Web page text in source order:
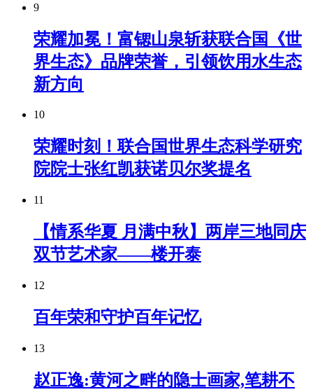
9
荣耀加冕！富锶山泉斩获联合国《世
界生态》品牌荣誉，引领饮用水生态
新方向
10
荣耀时刻！联合国世界生态科学研究
院院士张红凯获诺贝尔奖提名
11
【情系华夏 月满中秋】两岸三地同庆
双节艺术家——楼开泰
12
百年荣和守护百年记忆
13
赵正逸:黄河之畔的隐士画家,笔耕不